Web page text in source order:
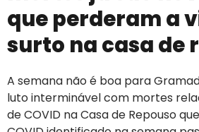
que perderam a
surto na casa de
A semana não é boa para
luto interminável com mortes
de COVID na Casa de Repouso